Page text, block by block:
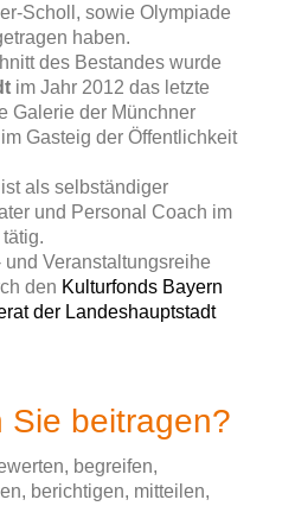
Scholl, sowie Olympiade
haben.
des Bestandes wurde
im Jahr 2012 das letzte
Galerie der Münchner
Gasteig der Öffentlichkeit
ist als selbständiger
und Personal Coach im
Veranstaltungsreihe
den Kulturfonds Bayern
der Landeshauptstadt
Sie beitragen?
begreifen,
berichtigen, mitteilen,